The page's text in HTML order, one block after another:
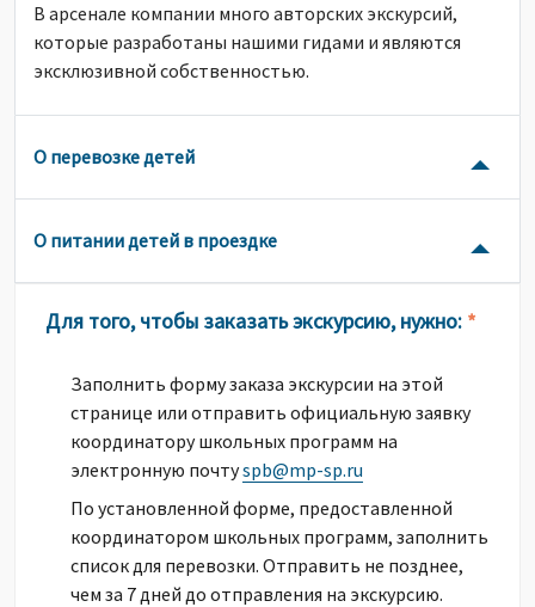
В арсенале компании много авторских экскурсий,
которые разработаны нашими гидами и являются
эксклюзивной собственностью.
О перевозке детей
О питании детей в проездке
Для того, чтобы заказать экскурсию, нужно: *
Заполнить форму заказа экскурсии на этой
странице или отправить официальную заявку
координатору школьных программ на
электронную почтуspb@mp-sp.ru
По установленной форме, предоставленной
координатором школьных программ, заполнить
список для перевозки. Отправить не позднее,
чем за 7 дней до отправления на экскурсию.